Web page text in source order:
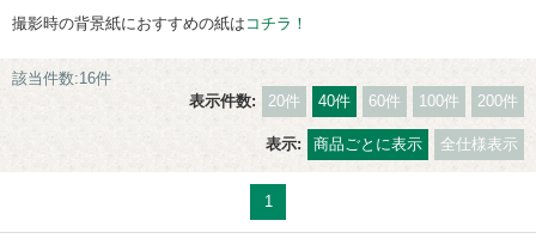
撮影時の背景紙におすすめの紙は コチラ！
該当件数:16件
表示件数:
20件 40件 60件 100件 200件
表示: 商品ごとに表示 全仕様表示
1